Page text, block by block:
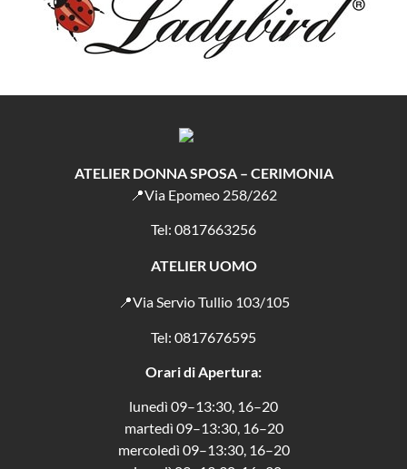
ATELIER DONNA SPOSA – CERIMONIA
📍Via Epomeo 258/262
Tel: 0817663256
ATELIER UOMO
📍Via Servio Tullio 103/105
Tel: 0817676595
Orari di Apertura:
lunedì 09–13:30, 16–20
martedì 09–13:30, 16–20
mercoledì 09–13:30, 16–20